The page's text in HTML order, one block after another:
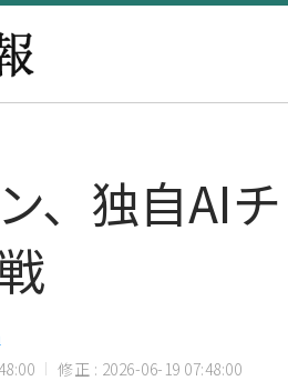
、独自AI
修正 : 2026-06-19 07:48:00